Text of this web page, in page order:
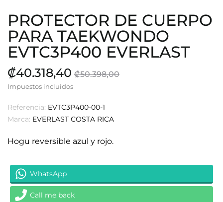
PROTECTOR DE CUERPO
PARA TAEKWONDO
EVTC3P400 EVERLAST
₡40.318,40 ₡50.398,00
Impuestos incluidos
Referencia: EVTC3P400-00-1
Marca: EVERLAST COSTA RICA
Hogu reversible azul y rojo.
WhatsApp
Call me back